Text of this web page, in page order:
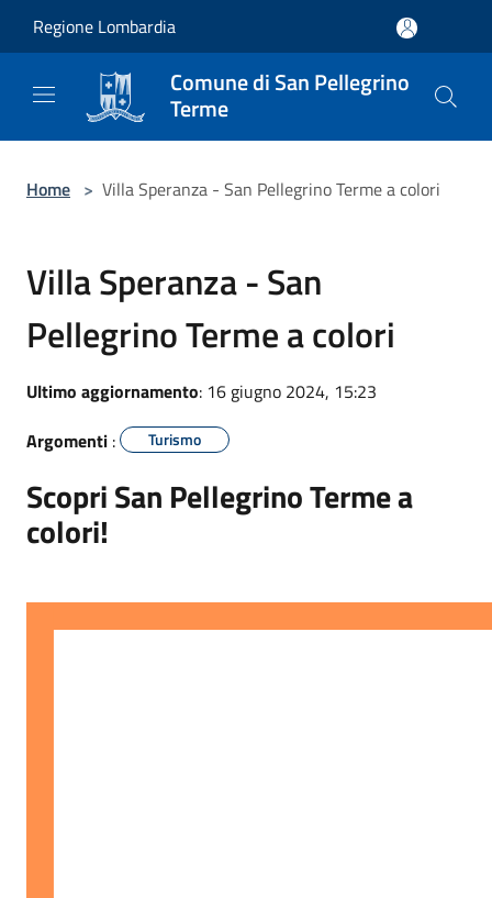
Regione Lombardia
Comune di San Pellegrino
Terme
Home > Villa Speranza - San Pellegrino Terme a colori
Villa Speranza - San
Pellegrino Terme a colori
Ultimo aggiornamento: 16 giugno 2024, 15:23
Argomenti : Turismo
Scopri San Pellegrino Terme a
colori!